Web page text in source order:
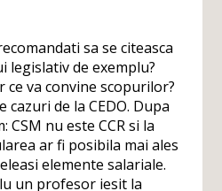
sa se citeasca
legislativ de exemplu?
ce va convine scopurilor?
cazuri de la CEDO. Dupa
CSM nu este CCR si la
ar fi posibila mai ales
elemente salariale.
un profesor iesit la